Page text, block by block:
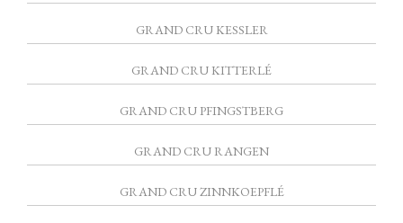
GRAND CRU KESSLER
GRAND CRU KITTERLÉ
GRAND CRU PFINGSTBERG
GRAND CRU RANGEN
GRAND CRU ZINNKOEPFLÉ